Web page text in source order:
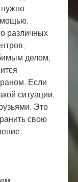
нужно
различных
делом,
Если
ситуации,
Это
свою